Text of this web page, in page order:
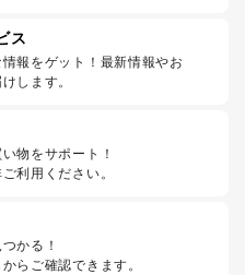
ス
報をゲット！最新情報やお
します。
物をサポート！
利用ください。
かる！
らご確認できます。